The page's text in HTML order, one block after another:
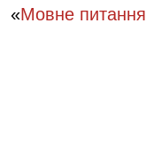
«Мовне питання